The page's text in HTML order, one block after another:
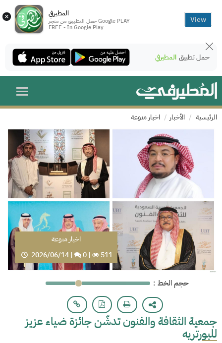
× المطيرفي
حمل التطبيق من متجر Google PLAY
FREE - In Google Play
View
حمل تطبيق المطيرفي
الرئيسية الأخبار اخبار منوعة
اخبار منوعة
2026/06/14| 0| 511
: حجم الخط
جمعية الثقافة والفنون تدشّن جائزة ضياء عزيز
للبورتريه